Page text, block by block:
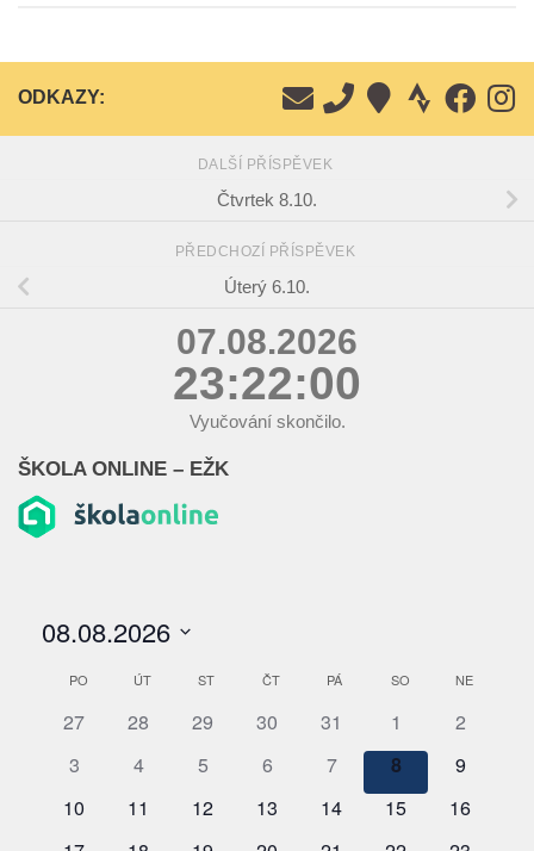
ODKAZY:
DALŠÍ PŘÍSPĚVEK
Čtvrtek 8.10.
PŘEDCHOZÍ PŘÍSPĚVEK
Úterý 6.10.
07.08.2026
23:22:00
Vyučování skončilo.
ŠKOLA ONLINE – EŽK